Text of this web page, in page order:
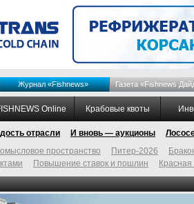
Журнал «Fishnews» Газета «Fishnews
Online Крабовые квоты
отрасли И вновь — аукционы
пространство Питер-2026
Повышение ставок и пошлин